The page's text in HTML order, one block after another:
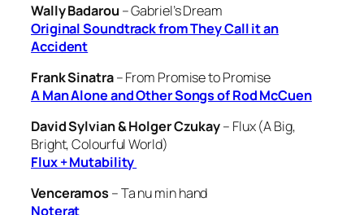
Wally Badarou –Gabriel’s Dream
Original Soundtrack from They Call it an
Accident
Frank Sinatra–From Promise to Promise
A Man Alone and Other Songs of Rod McCuen
David Sylvian & Holger Czukay– Flux (A Big,
Bright, Colourful World)
Flux + Mutability
Venceramos – Ta nu min hand
Noterat